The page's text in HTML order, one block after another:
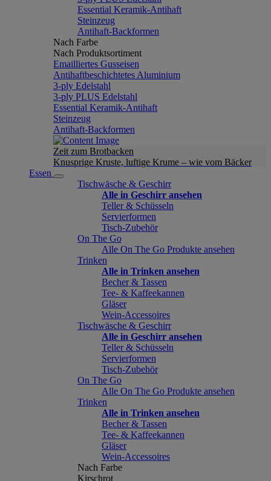
Essential Keramik-Antihaft
Steinzeug
Antihaft-Backformen
Nach Farbe
Nach Produktsortiment
Emailliertes Gusseisen
Antihaftbeschichtetes Aluminium
3-ply Edelstahl
3-ply PLUS Edelstahl
Essential Keramik-Antihaft
Steinzeug
Antihaft-Backformen
Zeit zum Brotbacken
Knusprige Kruste, luftige Krume – wie vom Bäcker
Essen
Tischwäsche & Geschirr
Alle in Geschirr ansehen
Teller & Schüsseln
Servierformen
Tisch-Zubehör
On The Go
Alle On The Go Produkte ansehen
Trinken
Alle in Trinken ansehen
Becher & Tassen
Tee- & Kaffeekannen
Gläser
Wein-Accessoires
Tischwäsche & Geschirr
Alle in Geschirr ansehen
Teller & Schüsseln
Servierformen
Tisch-Zubehör
On The Go
Alle On The Go Produkte ansehen
Trinken
Alle in Trinken ansehen
Becher & Tassen
Tee- & Kaffeekannen
Gläser
Wein-Accessoires
Nach Farbe
Kirschrot